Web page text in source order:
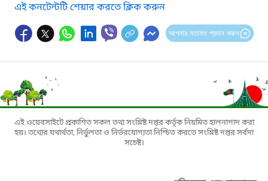
এই কনটেন্টটি শেয়ার করতে ক্লিক করুন
আপনার মতামত প্রদান করুন
এই ওয়েবসাইটে প্রকাশিত সকল তথ্য সংশ্লিষ্ট দপ্তর কর্তৃক নিয়মিত হালনাগাদ করা
হয়। তথ্যের যথার্থতা, নির্ভুলতা ও নির্ভরযোগ্যতা নিশ্চিত করতে সংশ্লিষ্ট দপ্তর সর্বদা
সচেষ্ট।